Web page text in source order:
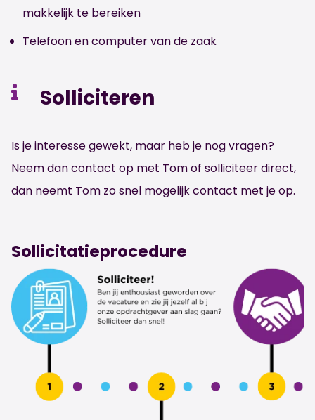
makkelijk te bereiken
Telefoon en computer van de zaak
Solliciteren
Is je interesse gewekt, maar heb je nog vragen?
Neem dan contact op met Tom of solliciteer direct,
dan neemt Tom zo snel mogelijk contact met je op.
Sollicitatieprocedure